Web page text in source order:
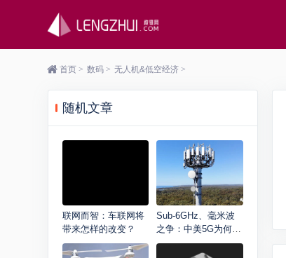
首页 > 数码 > 无人机&低空经济 >
随机文章
联网而智：车联网将
带来怎样的改变？
Sub-6GHz、毫米波
之争：中美5G为何分
道扬镳？